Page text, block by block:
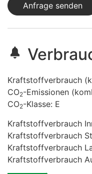
Anfrage senden
Kraftstoffverbrauch
CO2-Emissionen
CO2-Klasse: E
Kraftstoffverbrauch
Kraftstoffverbrauch
Kraftstoffverbrauch
Kraftstoffverbrauch